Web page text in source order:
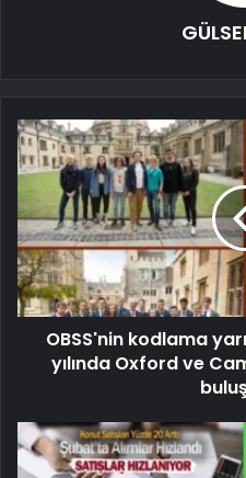
OBSS'nin kodlama
yılında Oxford ve